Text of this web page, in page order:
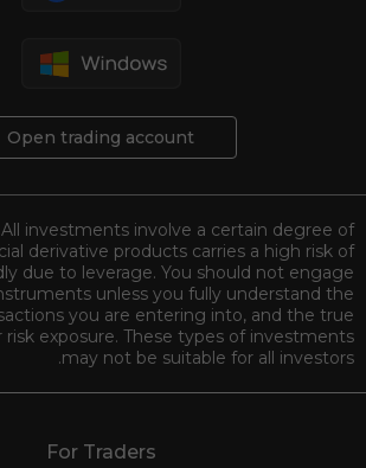
Open trading account
All investments involve a certain degree of
derivative products carries a high risk of
due to leverage. You should not engage
unless you fully understand the
you are entering into, and the true
exposure. These types of investments
may not be suitable for all investors.
For Traders